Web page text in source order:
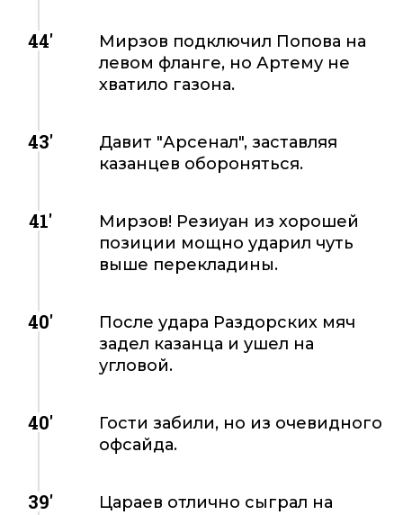
44'
Мирзов подключил Попова на
левом фланге, но Артему не
хватило газона.
43'
Давит "Арсенал", заставляя
казанцев обороняться.
41'
Мирзов! Резиуан из хорошей
позиции мощно ударил чуть
выше перекладины.
40'
После удара Раздорских мяч
задел казанца и ушел на
угловой.
40'
Гости забили, но из очевидного
офсайда.
39'
Цараев отлично сыграл на